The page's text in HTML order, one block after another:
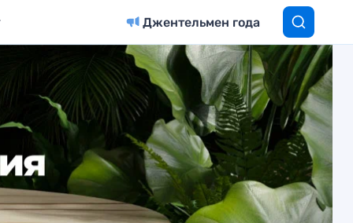
Джентельмен года